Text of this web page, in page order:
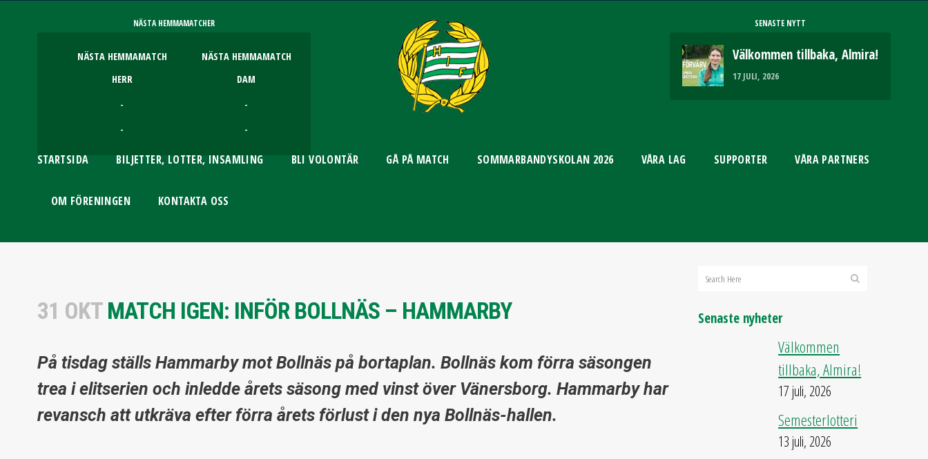
NÄSTA HEMMAMATCHER
NÄSTA HEMMAMATCH
HERR
-
-
NÄSTA HEMMAMATCH
DAM
-
-
SENASTE NYTT
Välkommen tillbaka, Almira!
17 JULI, 2026
STARTSIDA BILJETTER, LOTTER, INSAMLING BLI VOLONTÄR GÅ PÅ MATCH SOMMARBANDYSKOLAN 2026 VÅRA LAG SUPPORTER VÅRA PARTNERS
OM FÖRENINGEN KONTAKTA OSS
31 OKTMATCH IGEN: INFÖR BOLLNÄS – HAMMARBY
På tisdag ställs Hammarby mot Bollnäs på bortaplan. Bollnäs kom förra säsongen
trea i elitserien och inledde årets säsong med vinst över Vänersborg. Hammarby har
revansch att utkräva efter förra årets förlust i den nya Bollnäs-hallen.
Senaste nyheter
Välkommen
tillbaka, Almira!
17 juli, 2026
Semesterlotteri
13 juli, 2026